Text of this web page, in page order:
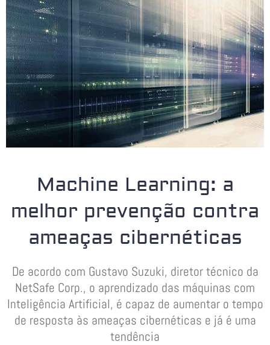
Machine Learning: a
melhor prevenção contra
ameaças cibernéticas
De acordo com Gustavo Suzuki, diretor técnico da
NetSafe Corp., o aprendizado das máquinas com
Inteligência Artificial, é capaz de aumentar o tempo
de resposta às ameaças cibernéticas e já é uma
tendência